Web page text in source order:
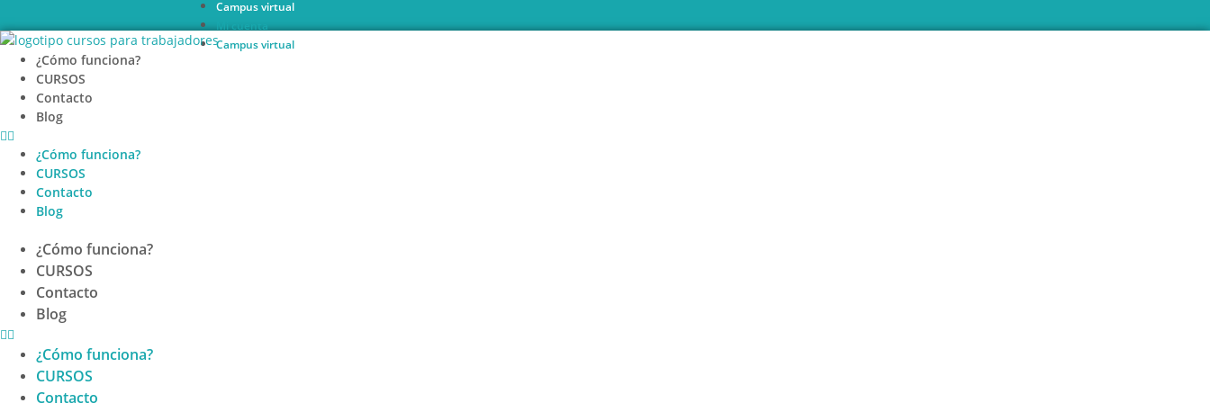
al
contenido
Campus virtual
Mi cuenta
Campus virtual
¿Cómo funciona?
CURSOS
Contacto
Blog
¿Cómo funciona?
CURSOS
Contacto
Blog
¿Cómo funciona?
CURSOS
Contacto
Blog
¿Cómo funciona?
CURSOS
Contacto